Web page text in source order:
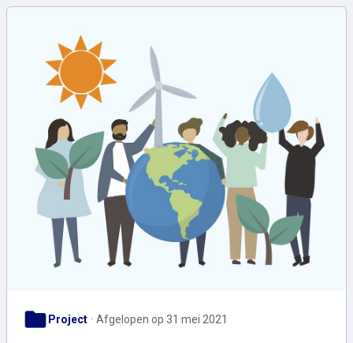
folder Project Afgelopen op 31 mei 2021